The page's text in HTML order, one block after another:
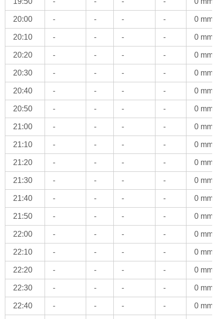
20:00 - - - - 0 mm
20:10 - - - - 0 mm
20:20 - - - - 0 mm
20:30 - - - - 0 mm
20:40 - - - - 0 mm
20:50 - - - - 0 mm
21:00 - - - - 0 mm
21:10 - - - - 0 mm
21:20 - - - - 0 mm
21:30 - - - - 0 mm
21:40 - - - - 0 mm
21:50 - - - - 0 mm
22:00 - - - - 0 mm
22:10 - - - - 0 mm
22:20 - - - - 0 mm
22:30 - - - - 0 mm
22:40 - - - - 0 mm